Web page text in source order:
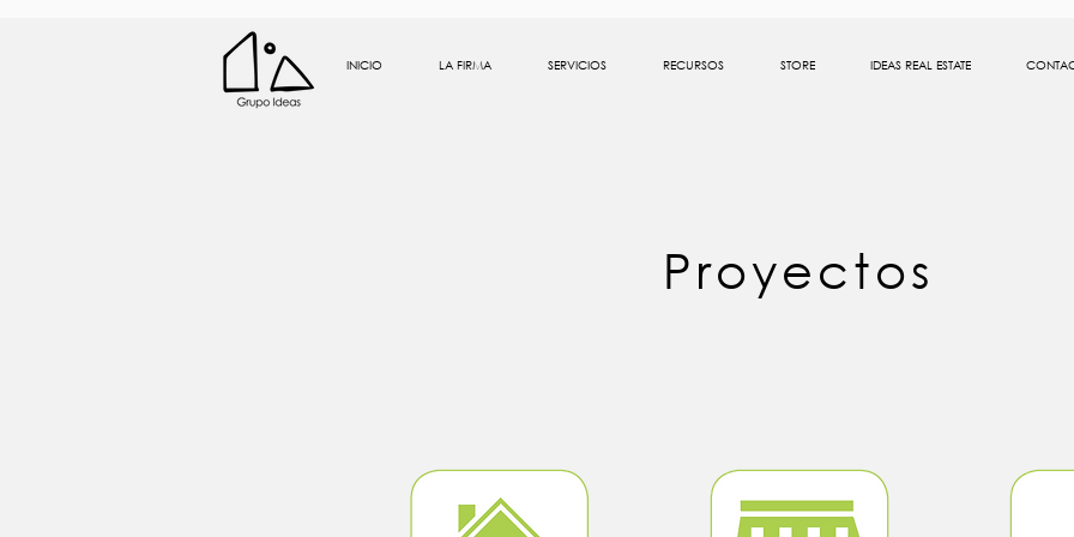
INICIO LA FIRMA SERVICIOS RECURSOS STORE IDEAS REAL ESTATE
Proyectos